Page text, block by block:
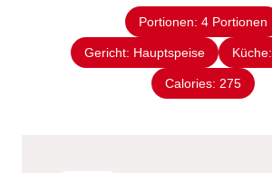
e
n
u
t
n
Portionen: 4 Portionen
Gericht: Hauptspeise Küche:
Calories: 275